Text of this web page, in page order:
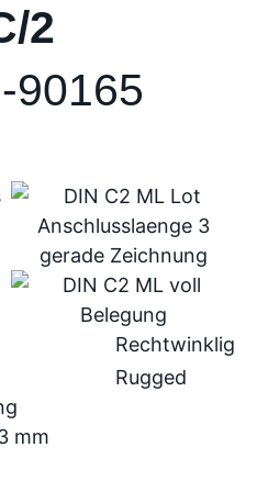
2
90165
mm
Rechtwinklig
Rugged